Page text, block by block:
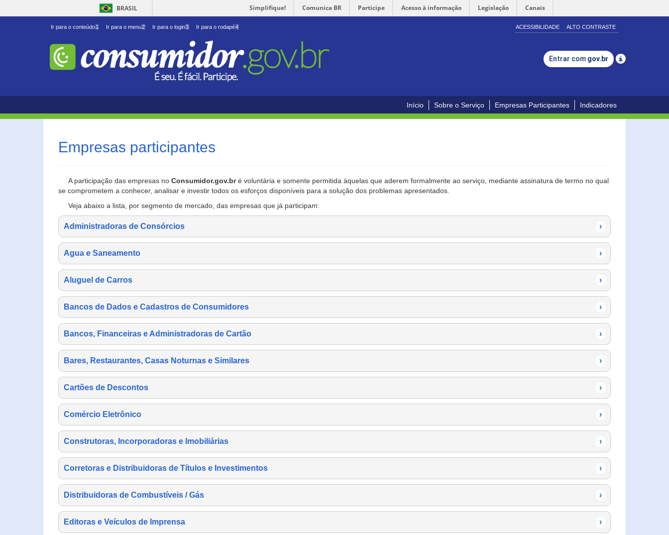
BRASIL Simplifique! Comunica BR Participe Acesso à informação Legislação Canais
Ir para o conteúdo1 Ir para o menu2 Ir para o login3 Ir para o rodapé4 ACESSIBILIDADE ALTO CONTRASTE
Entrar com gov.br
Início Sobre o Serviço Empresas Participantes Indicadores
Empresas participantes
A participação das empresas no Consumidor.gov.bré voluntária e somente permitida àquelas que aderem formalmente ao serviço, mediante assinatura de termo no qual
se comprometem a conhecer, analisar e investir todos os esforços disponíveis para a solução dos problemas apresentados.
Veja abaixo a lista, por segmento de mercado, das empresas que já participam:
Administradoras de Consórcios ›
Agua e Saneamento ›
Aluguel de Carros ›
Bancos de Dados e Cadastros de Consumidores ›
Bancos, Financeiras e Administradoras de Cartão ›
Bares, Restaurantes, Casas Noturnas e Similares ›
Cartões de Descontos ›
Comércio Eletrônico ›
Construtoras, Incorporadoras e Imobiliárias ›
Corretoras e Distribuidoras de Títulos e Investimentos ›
Distribuidoras de Combustíveis / Gás ›
Editoras e Veículos de Imprensa ›